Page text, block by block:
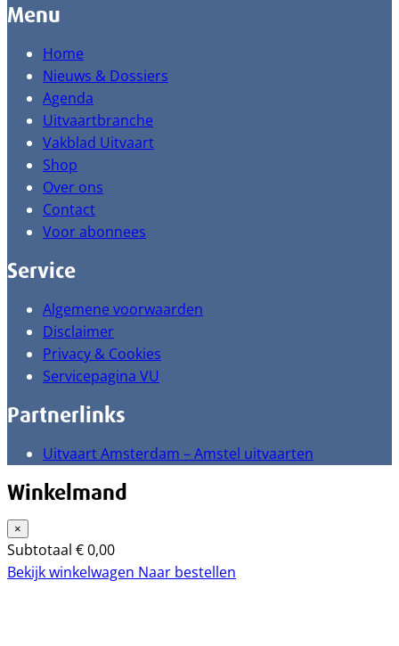
Menu
Home
Nieuws & Dossiers
Agenda
Uitvaartbranche
Vakblad Uitvaart
Shop
Over ons
Contact
Voor abonnees
Service
Algemene voorwaarden
Disclaimer
Privacy & Cookies
Servicepagina VU
Partnerlinks
Uitvaart Amsterdam – Amstel uitvaarten
Winkelmand
×
Subtotaal €0,00
Bekijk winkelwagen Naar bestellen